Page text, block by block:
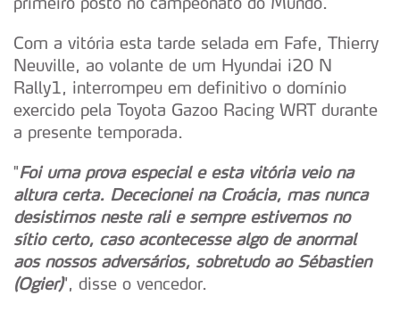
Com a vitória esta tarde selada em Fafe, Thierry
Neuville, ao volante de um Hyundai i20 N
Rally1, interrompeu em definitivo o domínio
exercido pela Toyota Gazoo Racing WRT durante
a presente temporada.
"Foi uma prova especial e esta vitória veio na
altura certa. Dececionei na Croácia, mas nunca
desistimos neste rali e sempre estivemos no
sítio certo, caso acontecesse algo de anormal
aos nossos adversários, sobretudo ao Sébastien
(Ogier)", disse o vencedor.